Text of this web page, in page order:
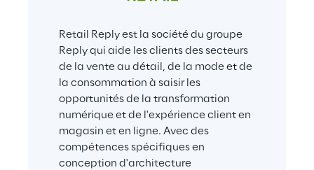
Retail Reply est la société du groupe
Reply qui aide les clients des secteurs
de la vente au détail, de la mode et de
la consommation à saisir les
opportunités de la transformation
numérique et de l'expérience client en
magasin et en ligne. Avec des
compétences spécifiques en
conception d'architecture